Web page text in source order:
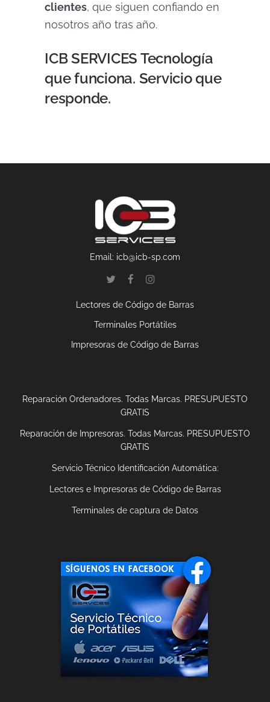
clientes, que siguen confiando en
nosotros año tras año.
ICB SERVICES Tecnología
que funciona. Servicio que
responde.
Email: icb@icb-sp.com
Lectores de Código de Barras
Terminales Portátiles
Impresoras de Código de Barras
Reparación Ordenadores. Todas Marcas. PRESUPUESTO
GRATIS
Reparación de Impresoras. Todas Marcas. PRESUPUESTO
GRATIS
Servicio Técnico Identificación Automática:
Lectores e Impresoras de Código de Barras
Terminales de captura de Datos